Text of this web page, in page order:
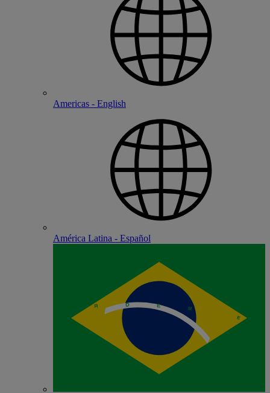
Americas - English
América Latina - Español